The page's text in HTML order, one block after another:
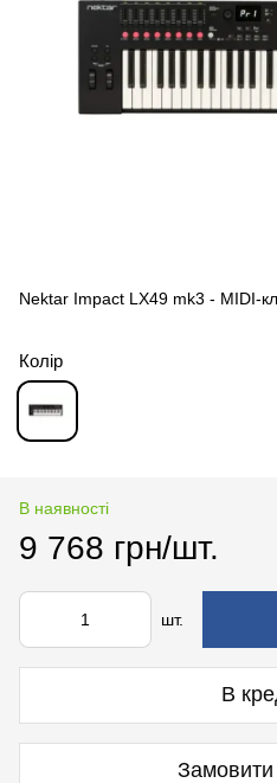
Nektar Impact LX49 mk3 - MIDI-
Колір
В наявності
9 768 грн/шт.
шт.
В